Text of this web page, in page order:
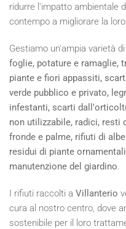
ridurre l'impatto ambientale
contempo a migliorare la
Gestiamo un'ampia varietà
foglie, potature e ramaglie,
piante e fiori appassiti,
verde pubblico e privato,
infestanti, scarti
non utilizzabile, radici, resti
fronde e palme, rifiuti di
residui di piante
manutenzione del giardino.
I rifiuti raccolti a Villanterio
cura al nostro centro, dove
sostenibile per il loro